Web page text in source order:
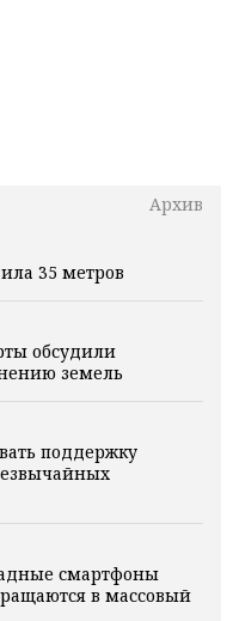
Архив
35 метров
обсудили
земель
поддержку
смартфоны
в массовый